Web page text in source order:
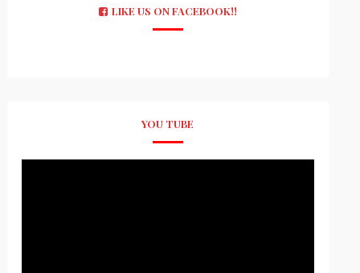
LIKE US ON FACEBOOK!!
YOU TUBE